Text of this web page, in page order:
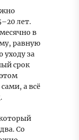
лет.
в
равную
за
срок
а всё
который
Со